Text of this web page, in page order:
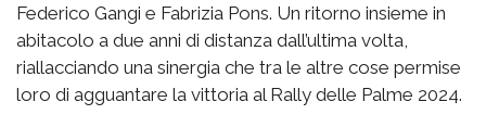
Federico Gangi e Fabrizia Pons. Un ritorno insieme in
abitacolo a due anni di distanza dall’ultima volta,
riallacciando una sinergia che tra le altre cose permise
loro di agguantare la vittoria al Rally delle Palme 2024.